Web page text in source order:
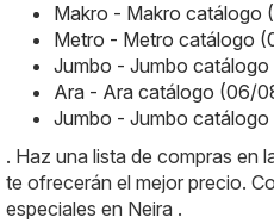
Makro - Makro
Metro - Metro catálogo
Jumbo - Jumbo
Ara - Ara catálogo (06/
Jumbo - Jumbo
. Haz una lista de compras en
te ofrecerán el mejor precio.
especiales en Neira .